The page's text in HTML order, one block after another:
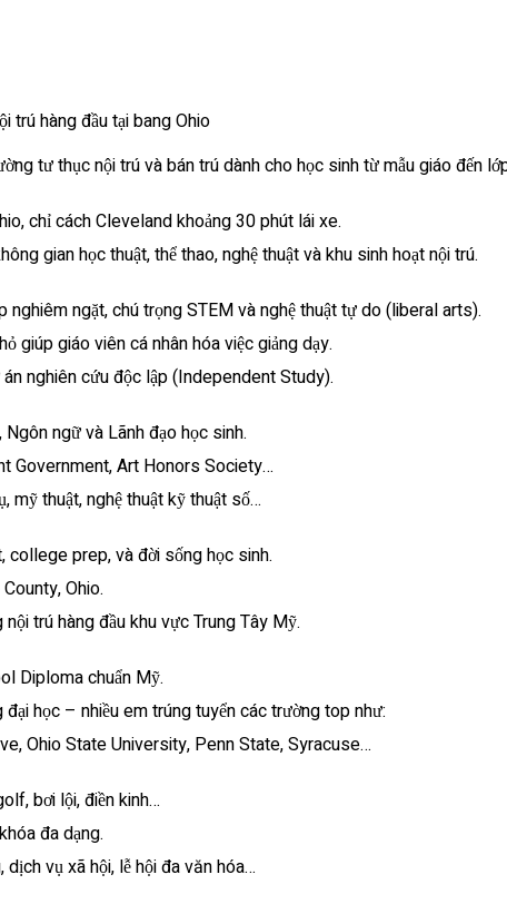
trú hàng đầu tại bang Ohio
tư thục nội trú và bán trú dành cho học sinh từ mẫu giáo đến
chỉ cách Cleveland khoảng 30 phút lái xe.
gian học thuật, thể thao, nghệ thuật và khu sinh hoạt nội trú.
ngặt, chú trọng STEM và nghệ thuật tự do (liberal arts).
giúp giáo viên cá nhân hóa việc giảng dạy.
nghiên cứu độc lập (Independent Study).
ngữ và Lãnh đạo học sinh.
Government, Art Honors Society…
mỹ thuật, nghệ thuật kỹ thuật số…
college prep, và đời sống học sinh.
Ohio.
trú hàng đầu khu vực Trung Tây Mỹ.
Diploma chuẩn Mỹ.
học – nhiều em trúng tuyển các trường top như:
Ohio State University, Penn State, Syracuse…
bơi lội, điền kinh…
đa dạng.
vụ xã hội, lễ hội đa văn hóa…